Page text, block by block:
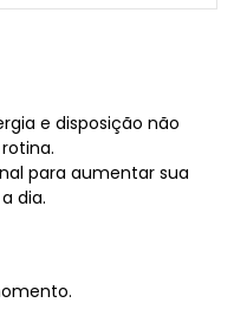
e disposição não
para aumentar sua
dia.